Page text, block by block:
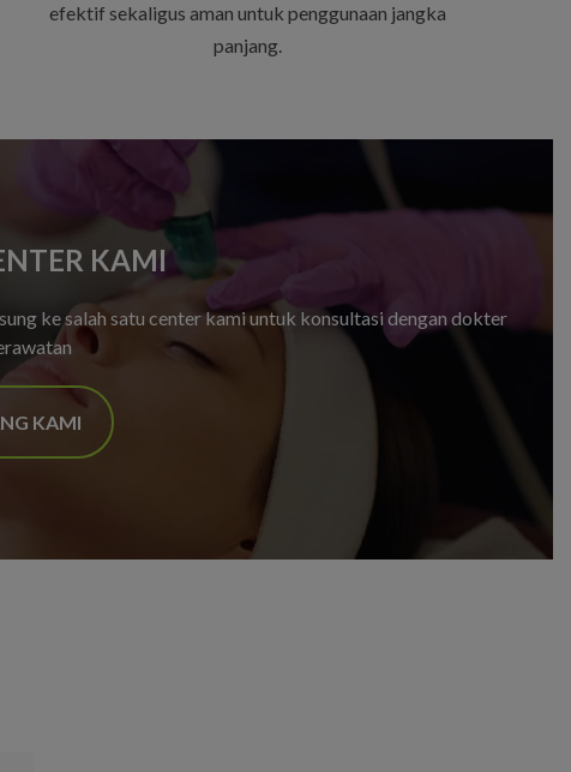
efektif sekaligus aman untuk penggunaan jangka
panjang.
KAMI
ke salah satu center kami untuk konsultasi dengan dokter
KAMI